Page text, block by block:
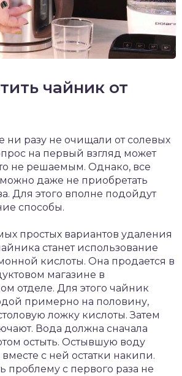
чайник от
ни разу не очищали от солевых
на первый взгляд может
не решаемым. Однако, все
даже не приобретать
Для этого вполне подойдут
способы.
простых вариантов удаления
станет использование
кислоты. Она продается в
магазине в
отделе. Для этого чайник
примерно на половину,
ложку кислоты. Затем
Вода должна сначала
остыть. Остывшую воду
с ней остатки накипи.
проблему с первого раза не